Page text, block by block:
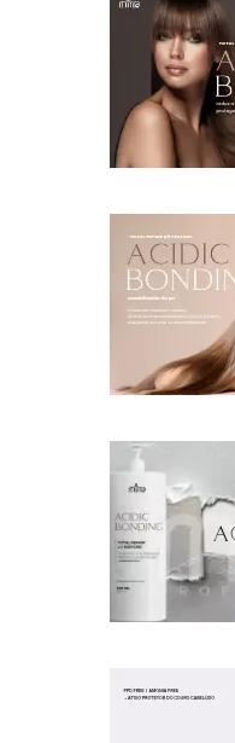
Acid Bonding